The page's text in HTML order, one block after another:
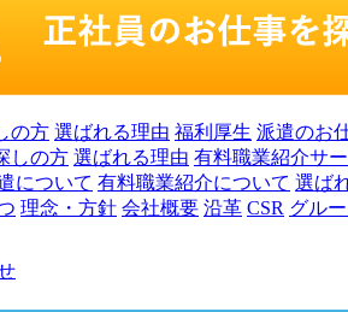
の⽅ 選ばれる理由 福利厚生 派遣のお
しの⽅ 選ばれる理由 有料職業紹介サ
について 有料職業紹介について 選ば
理念・⽅針 会社概要 沿⾰ CSR グル